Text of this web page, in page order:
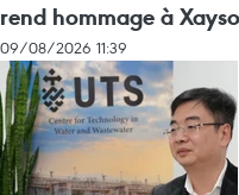
rend hommage à
09/08/2026 11:39